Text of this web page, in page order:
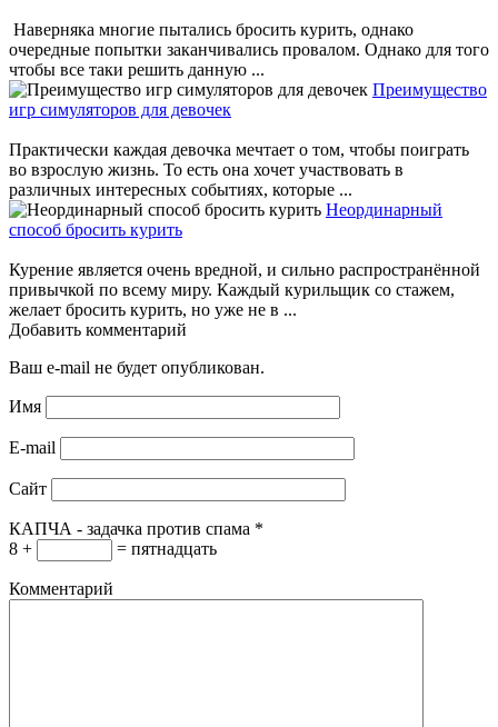
Наверняка многие пытались бросить курить, однако
очередные попытки заканчивались провалом. Однако для того
чтобы все таки решить данную ...
Преимущество
игр симуляторов для девочек
Практически каждая девочка мечтает о том, чтобы поиграть
во взрослую жизнь. То есть она хочет участвовать в
различных интересных событиях, которые ...
Неординарный
способ бросить курить
Курение является очень вредной, и сильно распространённой
привычкой по всему миру. Каждый курильщик со стажем,
желает бросить курить, но уже не в ...
Добавить комментарий
Ваш e-mail не будет опубликован.
Имя
E-mail
Сайт
КАПЧА - задачка против спама *
8 +
= пятнадцать
Комментарий